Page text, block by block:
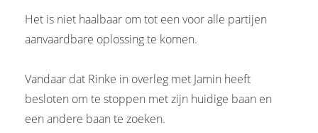
Het is niet haalbaar om tot een voor alle partijen
aanvaardbare oplossing te komen.
Vandaar dat Rinke in overleg met Jamin heeft
besloten om te stoppen met zijn huidige baan en
een andere baan te zoeken.